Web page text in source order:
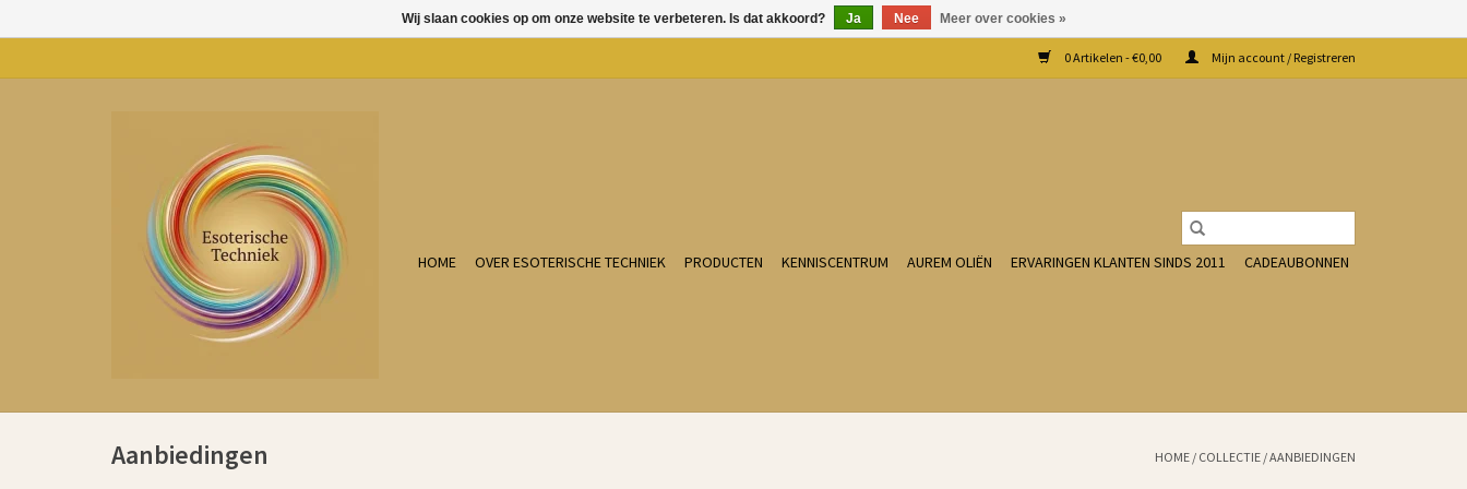
0 Artikelen - €0,00 Mijn account / Registreren
HOME OVER ESOTERISCHE TECHNIEK PRODUCTEN KENNISCENTRUM AUREM OLIËN ERVARINGEN KLANTEN SINDS 2011 CADEAUBONNEN
Aanbiedingen HOME / COLLECTIE /AANBIEDINGEN
Wij slaan cookies op om onze website te verbeteren. Is dat akkoord? Ja Nee Meer over cookies »